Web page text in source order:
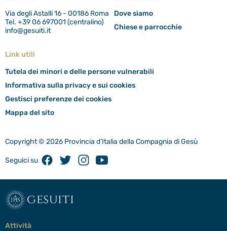
Via degli Astalli 16 - 00186 Roma
Tel. +39 06 697001 (centralino)
info@gesuiti.it
Dove siamo
Chiese e parrocchie
Link utili
Tutela dei minori e delle persone vulnerabili
Informativa sulla privacy e sui cookies
Gestisci preferenze dei cookies
Mappa del sito
Copyright © 2026 Provincia d'Italia della Compagnia di Gesù
Seguici su FacebookTwitterInstagramYoutube
gesuiti
Attività